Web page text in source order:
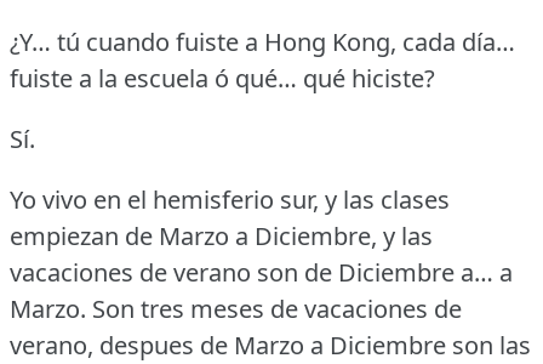
¿Y… tú cuando fuiste a Hong Kong, cada día…
fuiste a la escuela ó qué… qué hiciste?
Sí.
Yo vivo en el hemisferio sur, y las clases
empiezan de Marzo a Diciembre, y las
vacaciones de verano son de Diciembre a… a
Marzo. Son tres meses de vacaciones de
verano, despues de Marzo a Diciembre son las